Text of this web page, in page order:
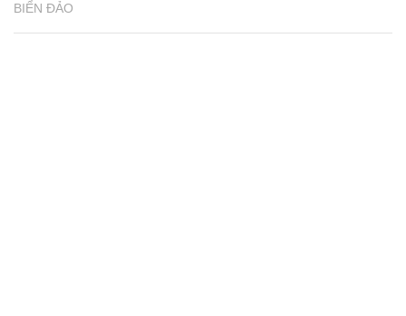
BIỂN ĐẢO